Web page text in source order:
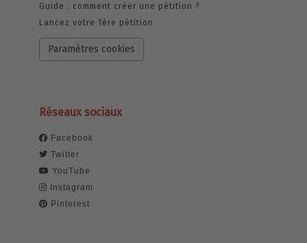
Guide : comment créer une pétition ?
Lancez votre 1ère pétition
Paramètres cookies
Réseaux sociaux
Facebook
Twitter
YouTube
Instagram
Pinterest